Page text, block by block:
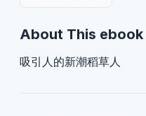
About This ebook
吸引人的新潮稻草人